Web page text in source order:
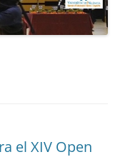
el XIV Open